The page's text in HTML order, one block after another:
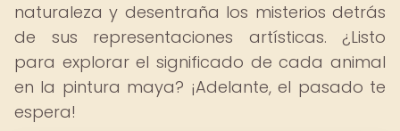
naturaleza y desentraña los misterios detrás
de sus representaciones artísticas. ¿Listo
para explorar el significado de cada animal
en la pintura maya? ¡Adelante, el pasado te
espera!